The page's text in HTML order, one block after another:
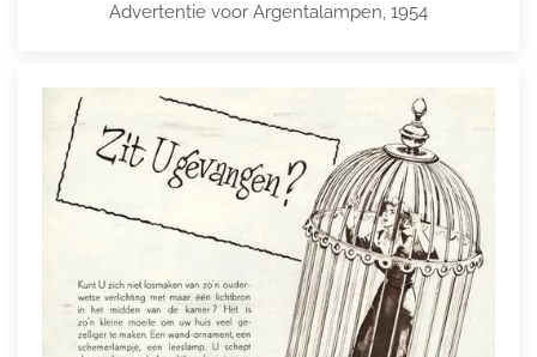
Advertentie voor Argentalampen, 1954